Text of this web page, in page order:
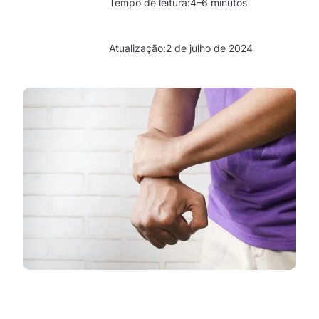
Tempo de leitura:4–6 minutos
Atualização:2 de julho de 2024